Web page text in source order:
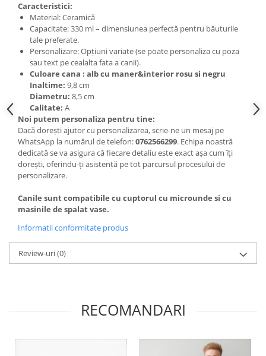
Caracteristici:
Material: Ceramică
Capacitate: 330 ml – dimensiunea perfectă pentru băuturile
tale preferate.
Personalizare: Opțiuni variate (se poate personaliza cu poza
sau text pe cealalta fata a canii).
Culoare cana : alb cu maner&interior rosu si negru
Inaltime: 9,8 cm
Diametru: 8,5 cm
Calitate: A
Noi putem personaliza pentru tine:
Dacă dorești ajutor cu personalizarea, scrie-ne un mesaj pe
WhatsApp la numărul de telefon:0762566299. Echipa noastră
dedicată se va asigura că fiecare detaliu este exact așa cum îți
dorești, oferindu-ți asistență pe tot parcursul procesului de
personalizare.
Canile sunt compatibile cu cuptorul cu microunde si cu
masinile de spalat vase.
Informatii conformitate produs
Review-uri(0)
RECOMANDARI